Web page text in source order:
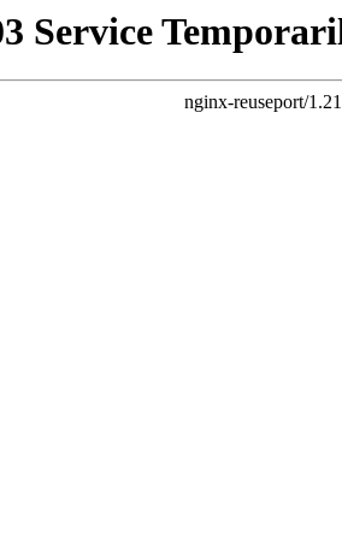
Service
nginx-reuseport/